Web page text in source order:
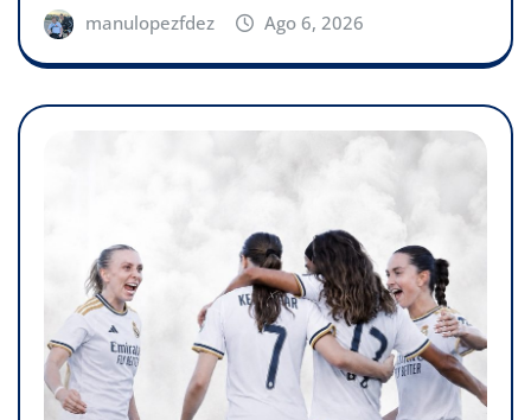
manulopezfdez Ago 6, 2026